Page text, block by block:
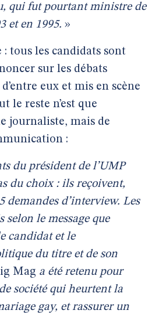
qui fut pourtant ministre de
et en 1995. »
: tous les candidats sont
sur les débats
eux et mis en scène
le reste n’est que
journaliste, mais de
:
du président de l’UMP
du choix : ils reçoivent,
demandes d’interview. Les
selon le message que
candidat et le
du titre et de son
Mag a été retenu pour
société qui heurtent la
gay, et rassurer un